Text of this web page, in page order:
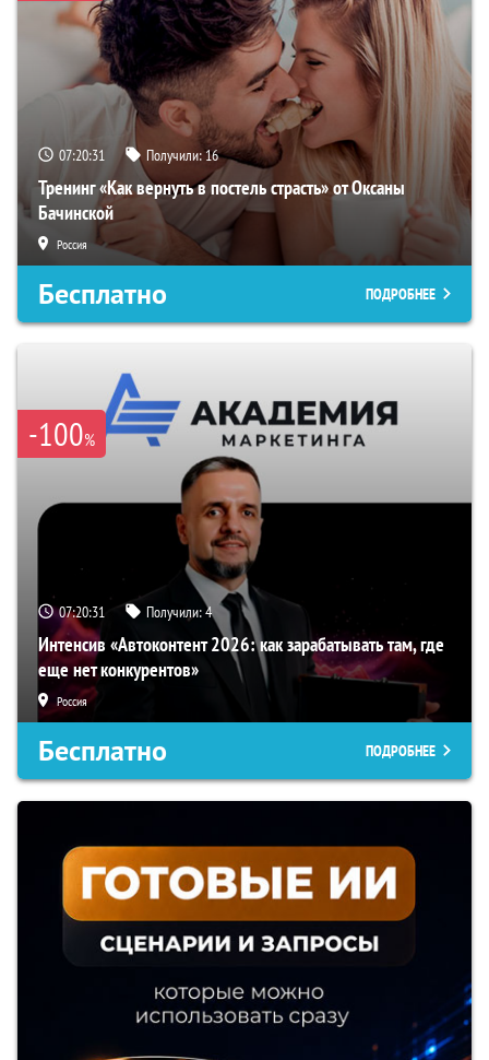
07:20:30 Получили:16
Тренинг «Как вернуть в постель страсть» от Оксаны
Бачинской
Россия
Бесплатно ПОДРОБНЕЕ
-100%
07:20:30 Получили:4
Интенсив «Автоконтент 2026: как зарабатывать там, где
еще нет конкурентов»
Россия
Бесплатно ПОДРОБНЕЕ